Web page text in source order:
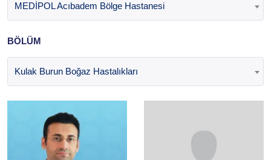
MEDİPOL Acıbadem Bölge Hastanesi
BÖLÜM
Kulak Burun Boğaz Hastalıkları